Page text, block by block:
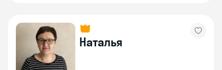
Наталья